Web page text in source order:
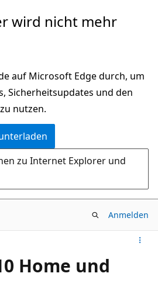
wird nicht mehr
auf Microsoft Edge durch, um
Sicherheitsupdates und den
nutzen.
zu Internet Explorer und
Anmelden
Home und